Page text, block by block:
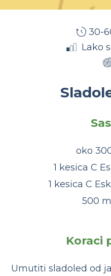
30-
Lako
oko
1 kesica C
1 kesica C
500
Koraci
Umutiti sladoled od